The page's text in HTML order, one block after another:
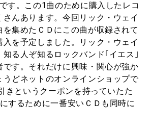
す。この1曲のために購入したレコ
んあります。今回リック・ウェイ
を集めたＣＤにこの曲が収録されて
を予定しました。リック・ウェイ
知る人ぞ知るロックバンド｢イエス｣
です。それだけに興味・関心が強か
うどネットのオンラインショップで
きというクーポンを持っていたた
するために一番安いＣＤも同時に